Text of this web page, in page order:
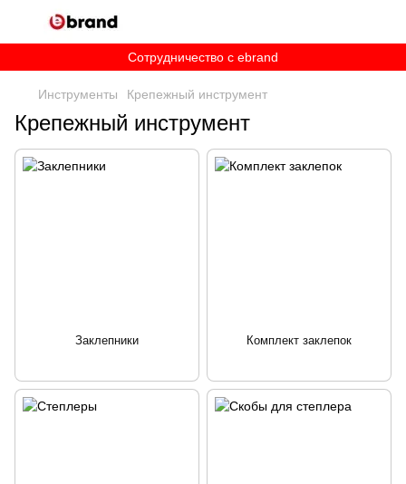
Сотрудничество c ebrand
Инструменты Крепежный инструмент
Крепежный инструмент
Заклепники Комплект заклепок